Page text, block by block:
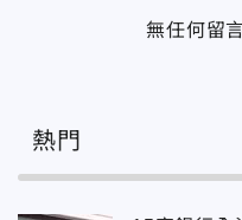
無任何留
熱門